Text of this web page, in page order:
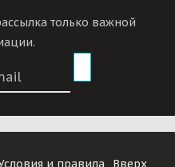
только важной
и правила Вверх